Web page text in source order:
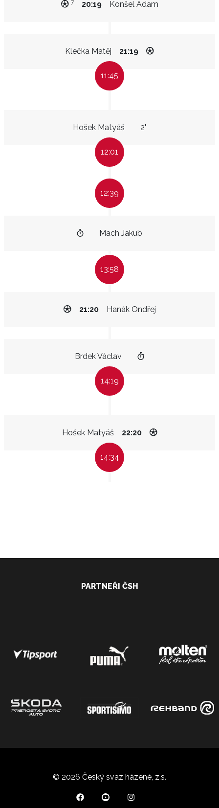
Konšel Adam
20:19
7
Klečka Matěj 21:19
11:45
Hošek Matyáš 2"
12:01
12:39
Mach Jakub
13:58
Hanák Ondřej
21:20
Brdek Václav
14:19
Hošek Matyáš 22:20
14:34
PARTNEŘI ČSH
© 2026 Český svaz házené, z.s.